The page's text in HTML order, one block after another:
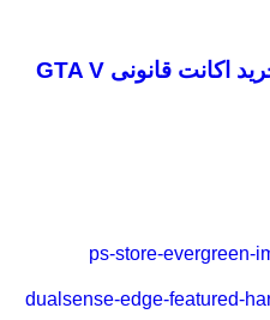
خرید بازی GTA V PS5 | خرید اکانت قانونی GTA V